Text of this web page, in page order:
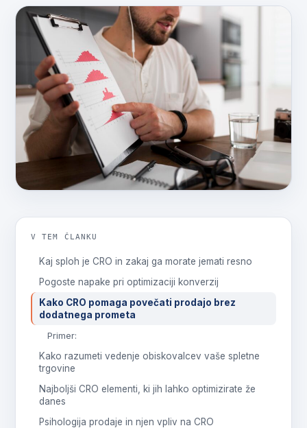
V TEM ČLANKU
Kaj sploh je CRO in zakaj ga morate jemati resno
Pogoste napake pri optimizaciji konverzij
Kako CRO pomaga povečati prodajo brez
dodatnega prometa
Primer:
Kako razumeti vedenje obiskovalcev vaše spletne
trgovine
Najboljši CRO elementi, ki jih lahko optimizirate že
danes
Psihologija prodaje in njen vpliv na CRO